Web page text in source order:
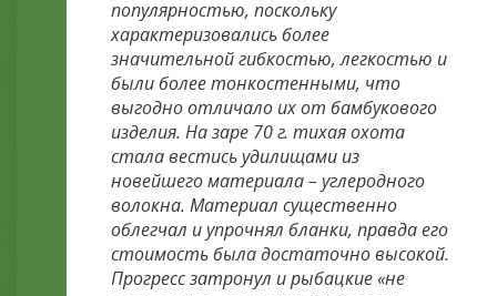
популярностью, поскольку
характеризовались более
значительной гибкостью, легкостью и
были более тонкостенными, что
выгодно отличало их от бамбукового
изделия. На заре 70 г. тихая охота
стала вестись удилищами из
новейшего материала – углеродного
волокна. Материал существенно
облегчал и упрочнял бланки, правда его
стоимость была достаточно высокой.
Прогресс затронул и рыбацкие «не